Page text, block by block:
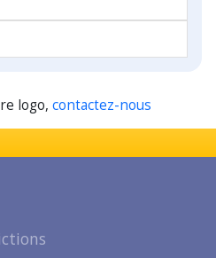
logo, contactez-nous